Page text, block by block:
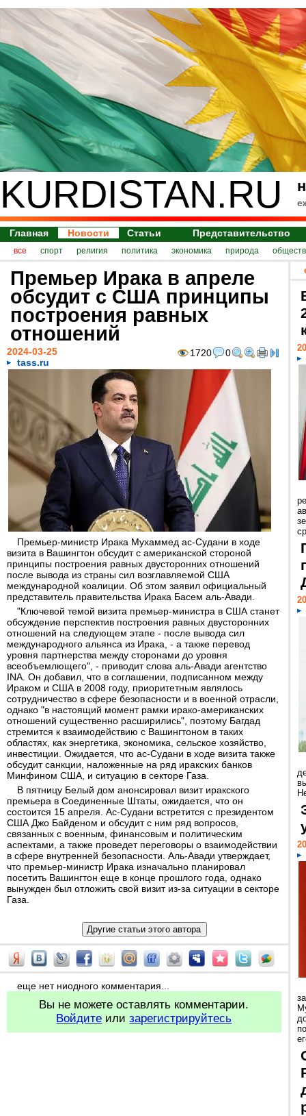
KURDISTAN.RU
Главная Новости Статьи Представительство
все спорт религия политика экономика природа
Премьер Ирака в апреле
обсудит с США принципы
построения равных
отношений
1720 0
2024-03-25
tass.ru
Премьер-министр Ирака Мухаммед ас-Судани в ходе
визита в Вашингтон обсудит с американской стороной
принципы построения равных двусторонних отношений
после вывода из страны сил возглавляемой США
международной коалиции. Об этом заявил официальный
представитель правительства Ирака Басем аль-Авади.
"Ключевой темой визита премьер-министра в США станет
обсуждение перспектив построения равных двусторонних
отношений на следующем этапе - после вывода сил
международного альянса из Ирака, - а также перевод
уровня партнерства между сторонами до уровня
всеобъемлющего", - приводит слова аль-Авади агентство
INA. Он добавил, что в соглашении, подписанном между
Ираком и США в 2008 году, приоритетным являлось
сотрудничество в сфере безопасности и в военной отрасли,
однако "в настоящий момент рамки ирако-американских
отношений существенно расширились", поэтому Багдад
стремится к взаимодействию с Вашингтоном в таких
областях, как энергетика, экономика, сельское хозяйство,
инвестиции. Ожидается, что ас-Судани в ходе визита также
обсудит санкции, наложенные на ряд иракских банков
Минфином США, и ситуацию в секторе Газа.
В пятницу Белый дом анонсировал визит иракского
премьера в Соединенные Штаты, ожидается, что он
состоится 15 апреля. Ас-Судани встретится с президентом
США Джо Байденом и обсудит с ним ряд вопросов,
связанных с военным, финансовым и политическим
аспектами, а также проведет переговоры о взаимодействии
в сфере внутренней безопасности. Аль-Авади утверждает,
что премьер-министр Ирака изначально планировал
посетить Вашингтон еще в конце прошлого года, однако
вынужден был отложить свой визит из-за ситуации в секторе
Газа.
еще нет ниодного комментария...
Вы не можете оставлять комментарии.
Войдите илизарегистрируйтесь